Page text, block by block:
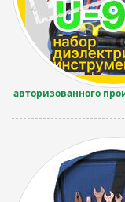
авторизованного